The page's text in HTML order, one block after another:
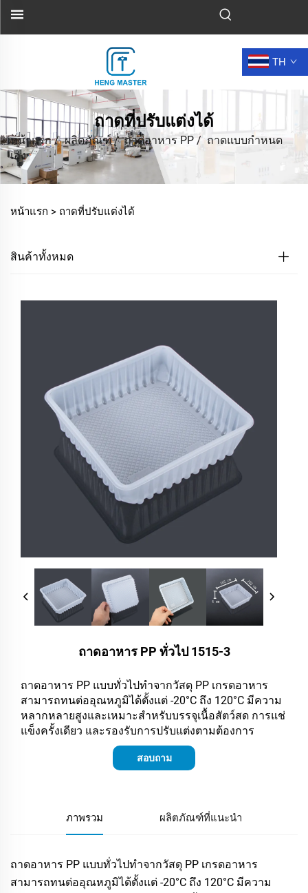
TH
ถาดที่ปรับแต่งได้
หน้าแรก/ผลิตภัณฑ์/ถาดอาหาร PP /ถาดแบบกำหนด
เอง
หน้าแรก > ถาดที่ปรับแต่งได้
สินค้าทั้งหมด
ถาดอาหาร PP ทั่วไป 1515-3
ถาดอาหาร PP แบบทั่วไปทำจากวัสดุ PP เกรดอาหาร
สามารถทนต่ออุณหภูมิได้ตั้งแต่ -20°C ถึง 120°C มีความ
หลากหลายสูงและเหมาะสำหรับบรรจุเนื้อสัตว์สด การแช่
แข็งครั้งเดียว และรองรับการปรับแต่งตามต้องการ
สอบถาม
ภาพรวม ผลิตภัณฑ์ที่แนะนำ
ถาดอาหาร PP แบบทั่วไปทำจากวัสดุ PP เกรดอาหาร
สามารถทนต่ออุณหภูมิได้ตั้งแต่ -20°C ถึง 120°C มีความ